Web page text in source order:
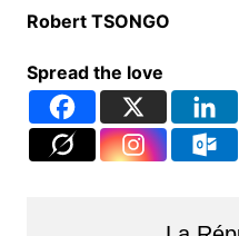
Robert TSONGO
Spread the love